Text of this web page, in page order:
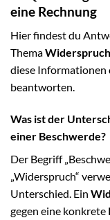
eine Rechnung
Hier findest du
Thema
diese Informationen
beantworten.
Was ist der
einer Beschwerde?
Der Begriff
„Widerspruch“
Unterschied. Ein
gegen eine konkrete